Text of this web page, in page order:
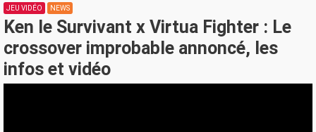
JEU VIDÉO NEWS
Ken le Survivant x Virtua Fighter : Le
crossover improbable annoncé, les
infos et vidéo